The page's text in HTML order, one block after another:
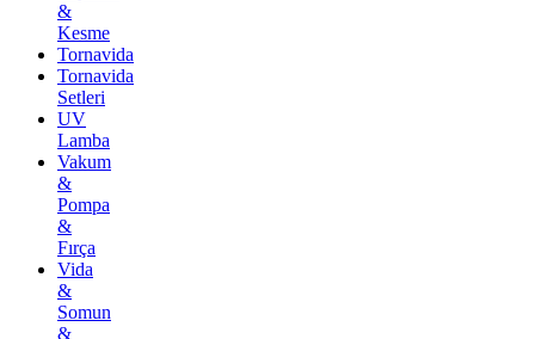
&
Kesme
Tornavida
Tornavida
Setleri
UV
Lamba
Vakum
&
Pompa
&
Fırça
Vida
&
Somun
&